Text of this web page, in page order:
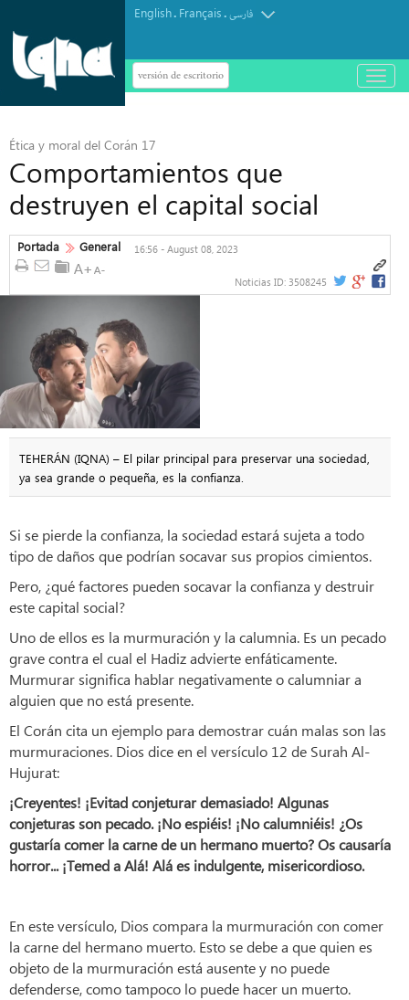
English. Français.فارسی
versión de escritorio
باز
و
Ética y moral del Corán 17
Comportamientos que
destruyen el capital social
Portada General 16:56 - August 08, 2023
Noticias ID: 3508245
TEHERÁN (IQNA) – El pilar principal para preservar una sociedad,
ya sea grande o pequeña, es la confianza.
Si se pierde la confianza, la sociedad estará sujeta a todo
tipo de daños que podrían socavar sus propios cimientos.
Pero, ¿qué factores pueden socavar la confianza y destruir
este capital social?
Uno de ellos es la murmuración y la calumnia. Es un pecado
grave contra el cual el Hadiz advierte enfáticamente.
Murmurar significa hablar negativamente o calumniar a
alguien que no está presente.
El Corán cita un ejemplo para demostrar cuán malas son las
murmuraciones. Dios dice en el versículo 12 de Surah Al-
Hujurat:
¡Creyentes! ¡Evitad conjeturar demasiado! Algunas
conjeturas son pecado. ¡No espiéis! ¡No calumniéis! ¿Os
gustaría comer la carne de un hermano muerto? Os causaría
horror... ¡Temed a Alá! Alá es indulgente, misericordioso.
En este versículo, Dios compara la murmuración con comer
la carne del hermano muerto. Esto se debe a que quien es
objeto de la murmuración está ausente y no puede
defenderse, como tampoco lo puede hacer un muerto.